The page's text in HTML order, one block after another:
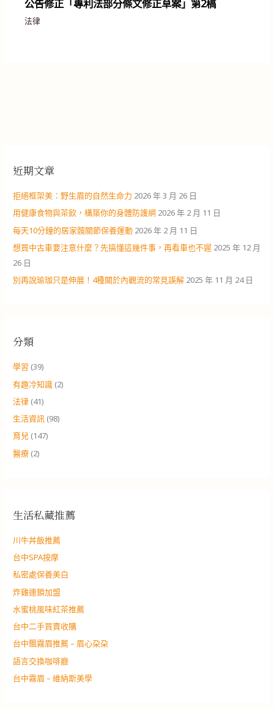
公告修正「專利法部分條文修正草案」第2稿
法律
近期文章
拒絕框架美：野生眉的自然生命力 2026 年 3 月 26 日
用健康食物與茶飲，構築你的身體防護網 2026 年 2 月 11 日
每天10分鐘的居家髖關節保養運動 2026 年 2 月 11 日
想買中古車要注意什麼？先搞懂這幾件事，再看車也不遲 2025 年 12 月
26 日
別再說瑜珈只是伸展！4種關於內觀流的常見誤解 2025 年 11 月 24 日
分類
學習 (39)
有趣冷知識 (2)
法律 (41)
生活資訊 (98)
育兒 (147)
醫療 (2)
生活私藏推薦
川牛丼飯推薦
台中SPA按摩
私密處保養美白
炸雞連鎖加盟
水蜜桃風味紅茶推薦
台中二手買賣收購
台中飄霧眉推薦 – 眉心朶朶
語言交換咖啡廳
台中霧眉 – 維納斯美學